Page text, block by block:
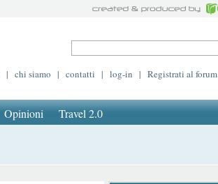
| chi siamo | contatti | log-in | Registrati al forum
Opinioni Travel 2.0